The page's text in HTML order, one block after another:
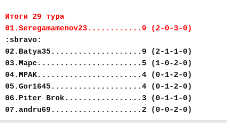
Итоги 29 тура
01.Seregamamenov23............9 (2-0-3-0)
:sbravo:
02.Batya35....................9 (2-1-1-0)
03.Марс.......................5 (1-0-2-0)
04.MPAK.......................4 (0-1-2-0)
05.Gor1645....................4 (0-1-2-0)
06.Piter Brok.................3 (0-1-1-0)
07.andru69....................2 (0-0-2-0)